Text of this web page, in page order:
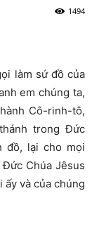
1494
làm sứ đồ của
em chúng ta,
Cô-rinh-tô,
trong Đức
đồ, lại cho mọi
Chúa Jêsus
ấy và của chúng